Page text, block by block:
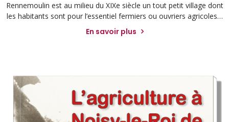
Rennemoulin est au milieu du XIXe siècle un tout petit village dont
les habitants sont pour l’essentiel fermiers ou ouvriers agricoles…
En savoir plus